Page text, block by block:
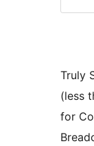
Truly
(less
for